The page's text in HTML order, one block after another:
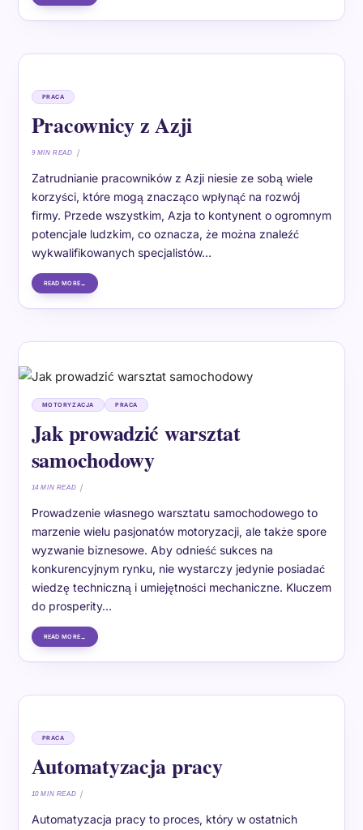
PRACA
Pracownicy z Azji
9 MIN READ
Zatrudnianie pracowników z Azji niesie ze sobą wiele
korzyści, które mogą znacząco wpłynąć na rozwój
firmy. Przede wszystkim, Azja to kontynent o ogromnym
potencjale ludzkim, co oznacza, że można znaleźć
wykwalifikowanych specjalistów…
READ MORE
MOTORYZACJA PRACA
Jak prowadzić warsztat
samochodowy
14 MIN READ
Prowadzenie własnego warsztatu samochodowego to
marzenie wielu pasjonatów motoryzacji, ale także spore
wyzwanie biznesowe. Aby odnieść sukces na
konkurencyjnym rynku, nie wystarczy jedynie posiadać
wiedzę techniczną i umiejętności mechaniczne. Kluczem
do prosperity…
READ MORE
PRACA
Automatyzacja pracy
10 MIN READ
Automatyzacja pracy to proces, który w ostatnich